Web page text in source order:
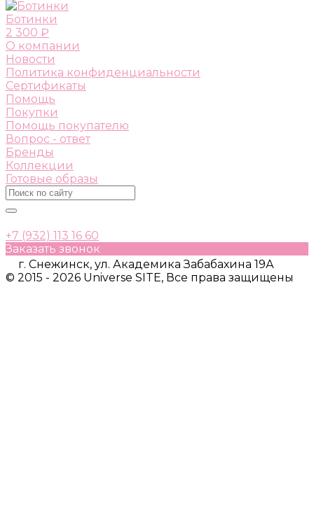
Ботинки
2 300 ₽
О компании
Новости
Политика конфиденциальности
Сертификаты
Помощь
Покупки
Помощь покупателю
Вопрос - ответ
Бренды
Коллекции
Готовые образы
+7 (932) 113 16 60
Заказать звонок
г. Снежинск, ул. Академика Забабахина 19А
© 2015 - 2026 Universe SITE, Все права защищены